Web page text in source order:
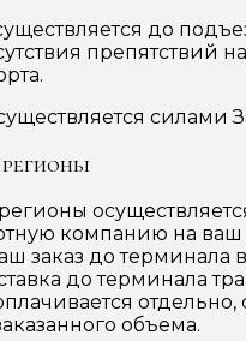
до
препятствий
силами
компанию на
заказ до терминала
до терминала
отдельно,
объема.